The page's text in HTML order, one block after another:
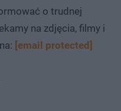
o trudnej
na zdjęcia, filmy i
[email protected]